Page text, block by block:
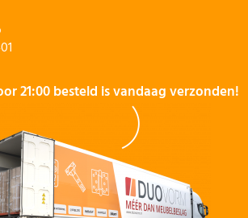
21:00 besteld is vandaag verzonden!